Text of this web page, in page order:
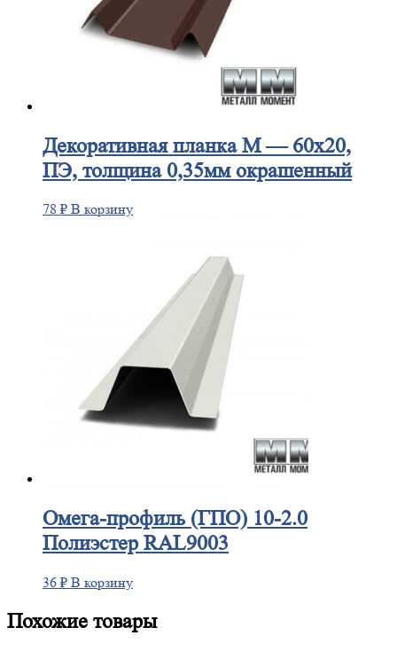
Декоративнаяпланка М — 60х20,
ПЭ, толщина 0,35мм окрашенный
78 ₽ В корзину
Омега-профиль(ГПО) 10-2.0
Полиэстер RAL9003
36 ₽ В корзину
Похожие товары